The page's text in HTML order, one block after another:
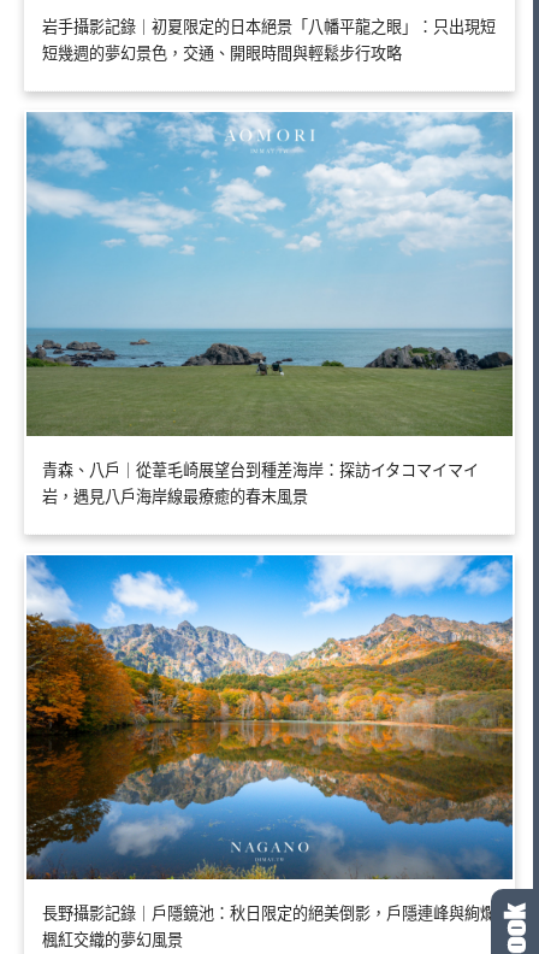
岩手攝影記錄｜初夏限定的日本絕景「八幡平龍之眼」：只出現短
短幾週的夢幻景色，交通、開眼時間與輕鬆步行攻略
青森、八戶｜從葦毛崎展望台到種差海岸：探訪イタコマイマイ
岩，遇見八戶海岸線最療癒的春末風景
長野攝影記錄｜戶隱鏡池：秋日限定的絕美倒影，戶隱連峰與絢爛
楓紅交織的夢幻風景